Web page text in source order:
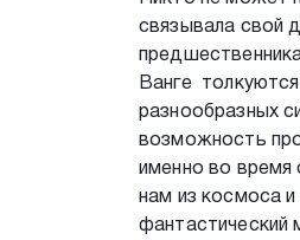
связывала свой
Ванге
разнообразных
возможность
именно во время
нам из космоса и
фантастический